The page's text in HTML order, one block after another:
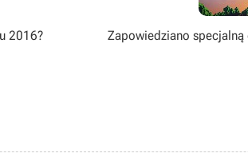
2016?
Zapowiedziano